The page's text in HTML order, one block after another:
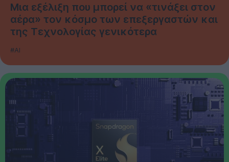
Μια εξέλιξη που μπορεί να «τινάξει στον
αέρα» τον κόσμο των επεξεργαστών και
της Τεχνολογίας γενικότερα
#AI